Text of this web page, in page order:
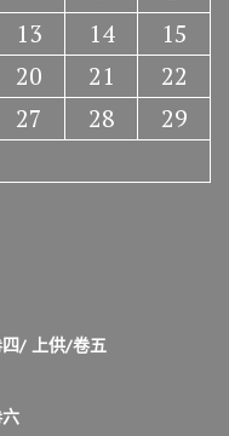
13 14
15
20 21
22
27 28
29
/ 上供/卷五